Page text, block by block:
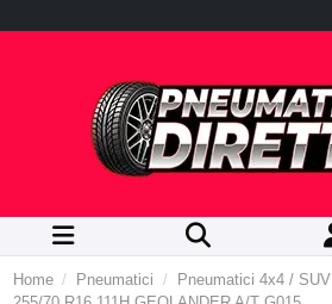
Home Pneumatici Pneumatici 4x4 / SUV